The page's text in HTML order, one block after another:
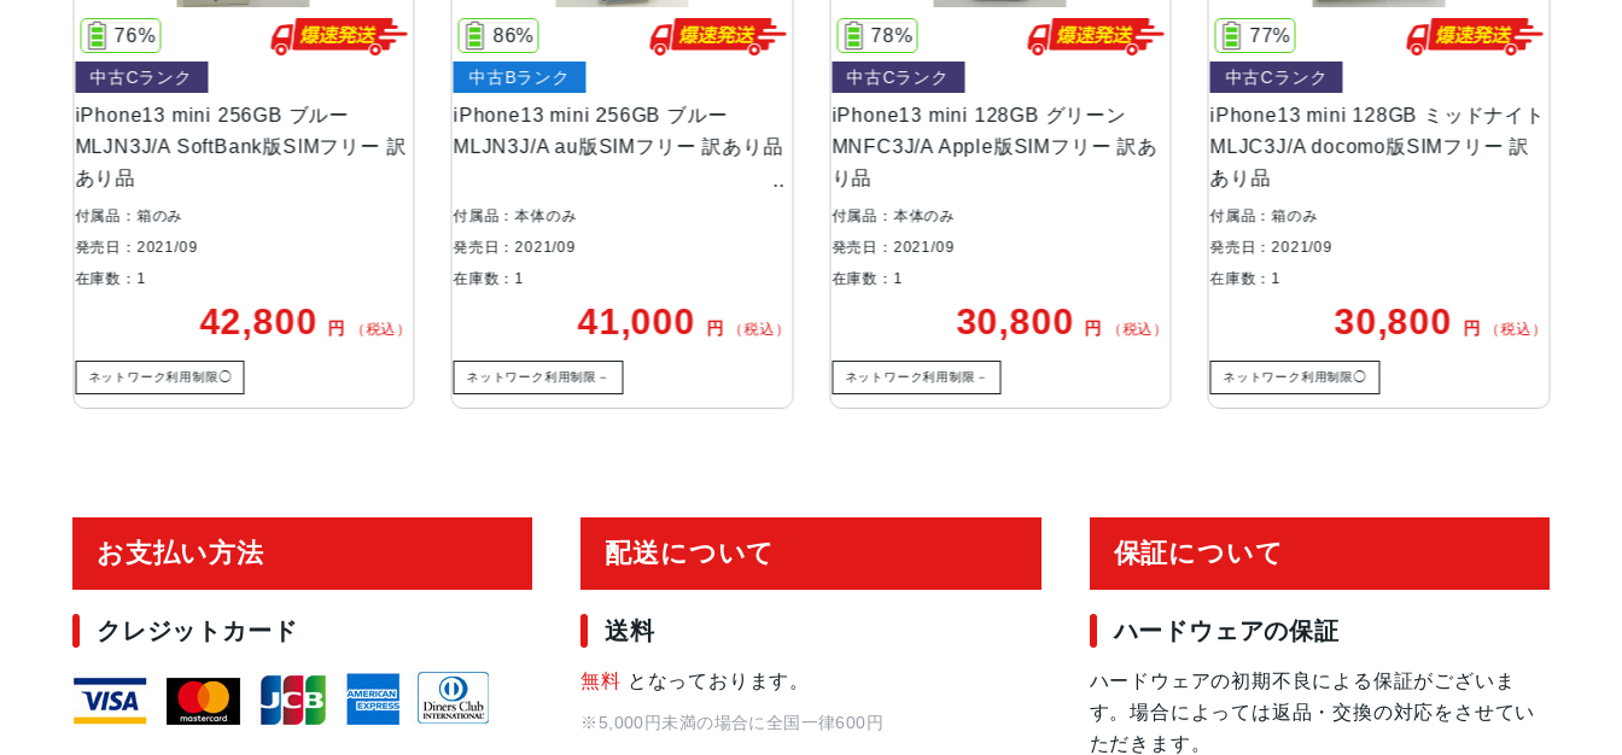
液晶 5.4インチ（対角）オールスクリーンOLEDディスプレイ
防沫性能、耐水性
能、防塵性能
IEC規格60529にもとづくIP68等級（最大水深6メートルで最大30分間）
デュアル12MPカメラシステム：広角、超広角カメラ広角：ƒ/1.6絞り値超広角：ƒ/2.
4絞り値と120°視野角2倍の光学ズームアウト最大5倍のデジタルズーム
12MPカメラƒ/2.2絞り値
TrueDepthカメラによる顔認識の有効化
発売日 2021年9月24日
ブルー
版SIMフリー 訳
iPhone13 mini 256GB ブルー
MLJN3J/A au版SIMフリー 訳あり品
86%
41,000
ネットワーク利用制限－
iPhone13 mini 128GB グリーン
MNFC3J/A Apple版SIMフリー 訳あ
78%
30,800
ネットワーク利用制限－
iPhone13 mini 128GB ミッドナイト
MLJC3J/A docomo版SIMフリー 訳
77%
30,800
ネットワーク利用制限◯
iPhone13 mini 256GB ブルー
MLJN3J/A SoftBank版SIMフ
77%
40,800
ネットワーク利用制限△
お支払い方法
クレジットカード
配送について
送料
無料 となっております。
※5,000円未満の場合に全国一律600円
保証について
ハードウェアの保証
ハードウェアの初期不良による保証がございま
す。場合によっては返品・交換の対応をさせてい
ただきます。